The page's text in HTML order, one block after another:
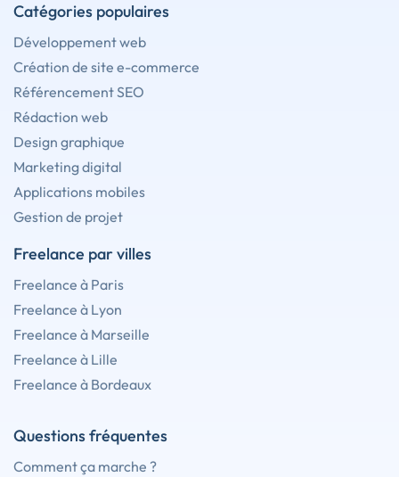
Catégories populaires
Développement web
Création de site e-commerce
Référencement SEO
Rédaction web
Design graphique
Marketing digital
Applications mobiles
Gestion de projet
Freelance par villes
Freelance à Paris
Freelance à Lyon
Freelance à Marseille
Freelance à Lille
Freelance à Bordeaux
Questions fréquentes
Comment ça marche ?